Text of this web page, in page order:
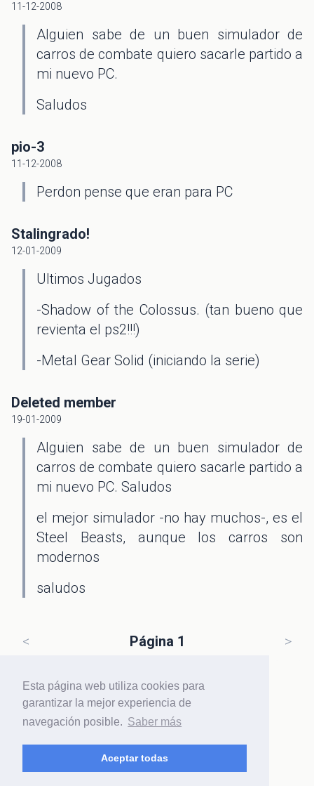
Esta página web utiliza cookies para
garantizar la mejor experiencia de
navegación posible. Saber más
Aceptar todas
11-12-2008
Alguien sabe de un buen simulador de
carros de combate quiero sacarle partido a
mi nuevo PC.
Saludos
pio-3
11-12-2008
Perdon pense que eran para PC
Stalingrado!
12-01-2009
Ultimos Jugados
-Shadow of the Colossus. (tan bueno que
revienta el ps2!!!)
-Metal Gear Solid (iniciando la serie)
Deleted member
19-01-2009
Alguien sabe de un buen simulador de
carros de combate quiero sacarle partido a
mi nuevo PC. Saludos
el mejor simulador -no hay muchos-, es el
Steel Beasts, aunque los carros son
modernos
saludos
< Página 1 >
Hazlogino regístrate para participar